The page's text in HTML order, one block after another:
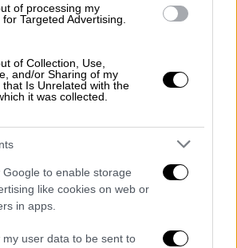
of processing my
Targeted Advertising.
of Collection, Use,
and/or Sharing of my
that Is Unrelated with the
it was collected.
Google to enable storage
like cookies on web or
in apps.
my user data to be sent to
η Κίμπερλι Χάινς στο TMZ,
εβδομάδα ο Ρουρκ έχει
προτάσεις, που αφορούν
αλλά και δημόσιες
έχει αρνηθεί να τις
ζητά αμοιβές που
σε σταρ πρώτης γραμμής –
δολάρια την ημέρα – και
μόνο με κορυφαίους
σκηνοθέτες, όπως στο